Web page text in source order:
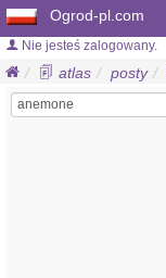
Ogrod-pl.com
Nie jesteś zalogowany.
atlas posty